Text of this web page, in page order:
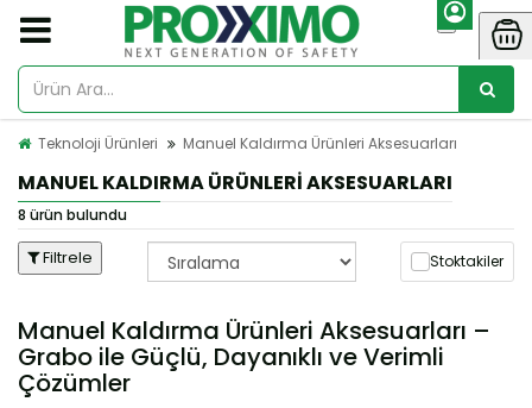
Teknoloji Ürünleri Manuel Kaldırma Ürünleri Aksesuarları
MANUEL KALDIRMA ÜRÜNLERI AKSESUARLARI
8 ürün bulundu
Filtrele Stoktakiler
Manuel Kaldırma Ürünleri Aksesuarları –
Grabo ile Güçlü, Dayanıklı ve Verimli
Çözümler